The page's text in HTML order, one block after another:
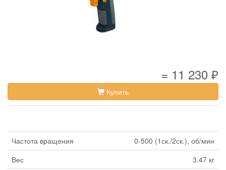
= 11 230 ₽
Купить
Частота вращения
0-500 (1ск./2ск.), об/мин
Вес
3.47 кг